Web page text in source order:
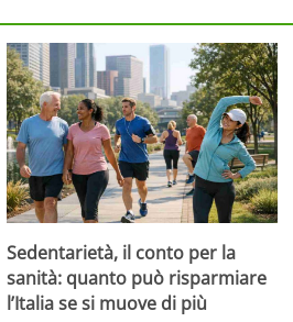
Sedentarietà, il conto per la
sanità: quanto può risparmiare
l’Italia se si muove di più